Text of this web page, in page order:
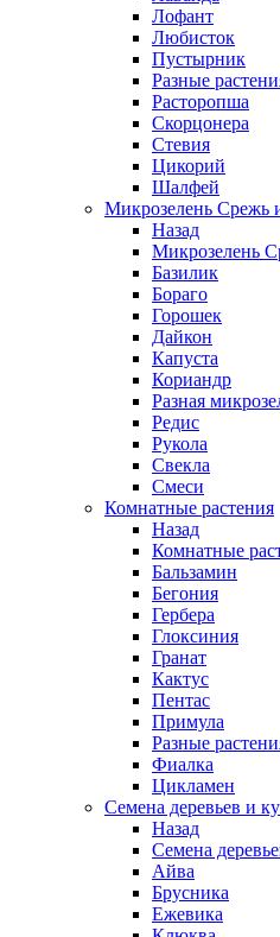
Лофант
Любисток
Пустырник
Разные
Расторопша
Скорцонера
Стевия
Цикорий
Шалфей
Микрозелень Срежь
Назад
Микрозелень
Базилик
Бораго
Горошек
Дайкон
Капуста
Кориандр
Разная
Редис
Рукола
Свекла
Смеси
Комнатные растения
Назад
Комнатные
Бальзамин
Бегония
Гербера
Глоксиния
Гранат
Кактус
Пентас
Примула
Разные
Фиалка
Цикламен
Семена деревьев и
Назад
Семена
Айва
Брусника
Ежевика